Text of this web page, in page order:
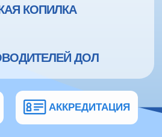
КОПИЛКА
ДОЛ
АККРЕДИТАЦИЯ